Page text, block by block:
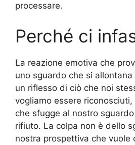
processare.
Perché ci
La reazione emotiva che
uno sguardo che si
un riflesso di ciò che noi
vogliamo essere
che sfugge al nostro
rifiuto. La colpa non è dello
nostra prospettiva che vuole